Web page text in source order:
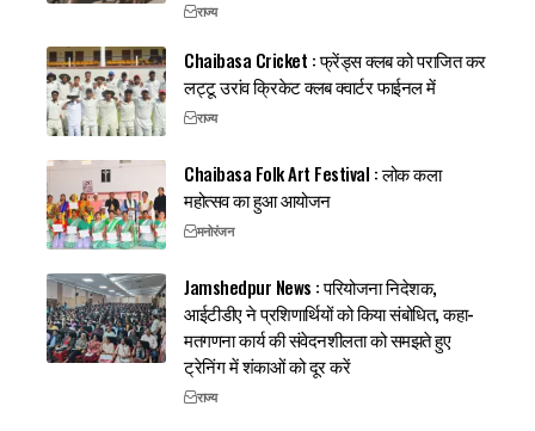
राज्य
Chaibasa Cricket : फ्रेंड्स क्लब को पराजित कर
लट्टू उरांव क्रिकेट क्लब क्वार्टर फाईनल में
राज्य
Chaibasa Folk Art Festival : लोक कला
महोत्सव का हुआ आयोजन
मनोरंजन
Jamshedpur News : परियोजना निदेशक,
आईटीडीए ने प्रशिणार्थियों को किया संबोधित, कहा-
मतगणना कार्य की संवेदनशीलता को समझते हुए
ट्रेनिंग में शंकाओं को दूर करें
राज्य